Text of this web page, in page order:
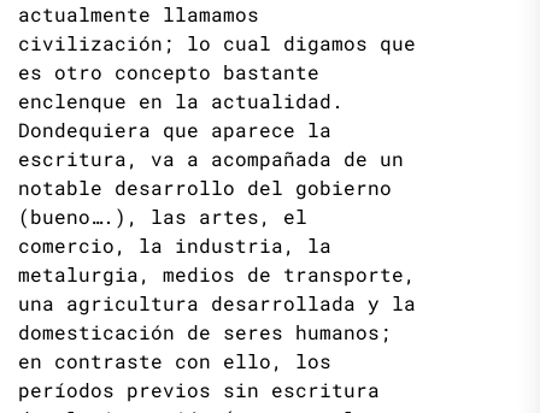
actualmente llamamos
civilización; lo cual digamos que
es otro concepto bastante
enclenque en la actualidad.
Dondequiera que aparece la
escritura, va a acompañada de un
notable desarrollo del gobierno
(bueno….), las artes, el
comercio, la industria, la
metalurgia, medios de transporte,
una agricultura desarrollada y la
domesticación de seres humanos;
en contraste con ello, los
períodos previos sin escritura